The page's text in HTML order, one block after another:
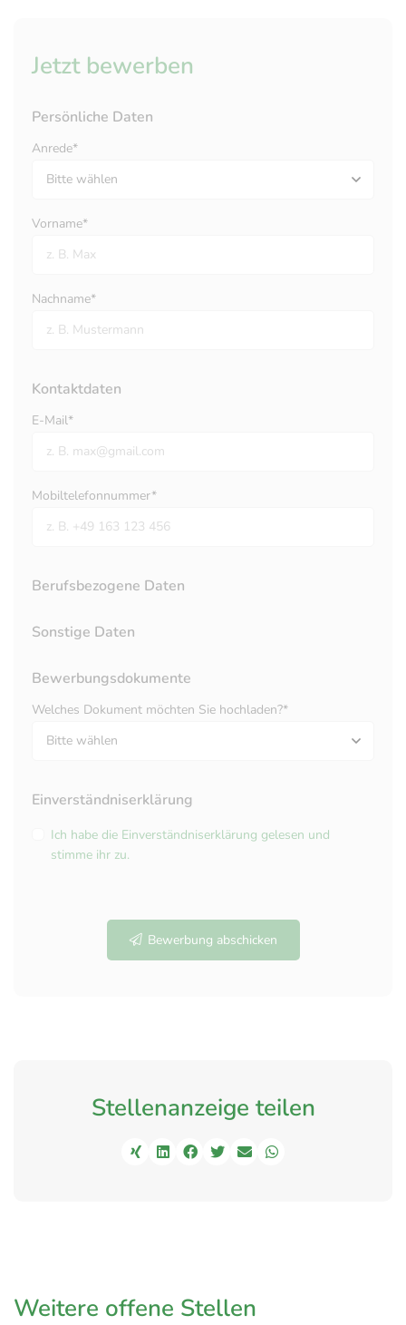
Jetzt bewerben
Persönliche Daten
Anrede*
Vorname*
Nachname*
Kontaktdaten
E-Mail*
Mobiltelefonnummer*
Berufsbezogene Daten
Sonstige Daten
Bewerbungsdokumente
Welches Dokument möchten Sie hochladen?*
Einverständniserklärung
Ich habe die Einverständniserklärung gelesen und
stimme ihr zu.
Bewerbung abschicken
Stellenanzeige teilen
Weitere offene Stellen